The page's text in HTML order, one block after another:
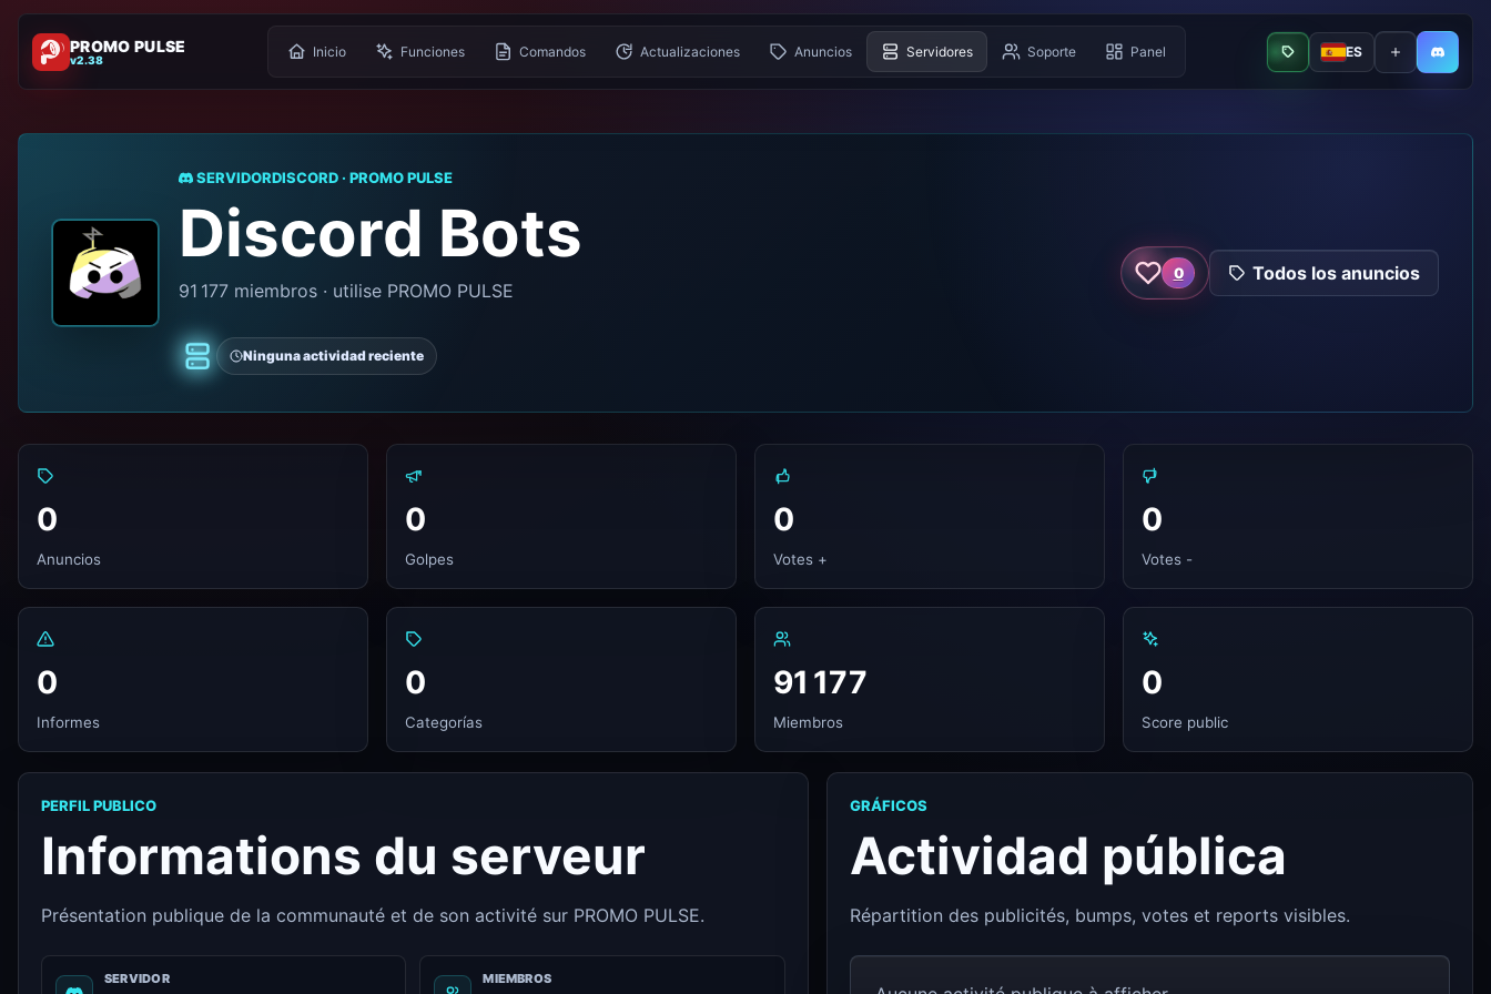
PROMO PULSE
v2.38 Inicio Funciones Comandos Actualizaciones Anuncios Servidores Soporte Panel robot en línea
ES Añadir el bot
Panel
SERVIDORDISCORD · PROMO PULSE
Discord Bots
91 177 miembros · utilise PROMO PULSE
ClásicoNinguna actividad reciente
Me gusta este servidor
0 Todos los anuncios
0
Anuncios
0
Golpes
0
Votes +
0
Votes -
0
Informes
0
Categorías
91 177
Miembros
0
Score public
PERFIL PUBLICO
Informations du serveur
Présentation publique de la communauté et de son activité sur PROMO PULSE.
SERVIDOR MIEMBROS
GRÁFICOS
Actividad pública
Répartition des publicités, bumps, votes et reports visibles.